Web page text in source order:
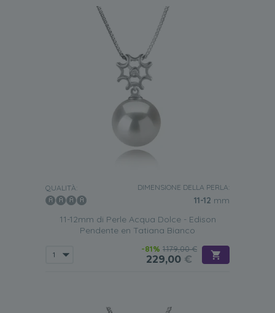
QUALITÀ: DIMENSIONE DELLA PERLA:
11-12 mm
11-12mm di Perle Acqua Dolce - Edison
Pendente en Tatiana Bianco
-81% 1.179,00 €
229,00 €